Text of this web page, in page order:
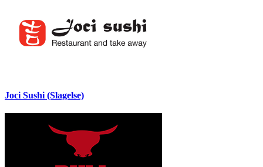
Joci Sushi (Slagelse)